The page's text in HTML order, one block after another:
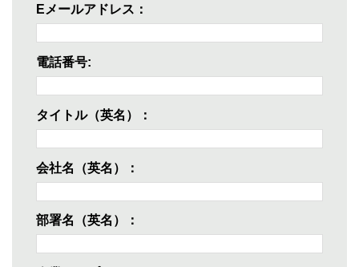
Eメールアドレス：
電話番号:
タイトル（英名）：
会社名（英名）：
部署名（英名）：